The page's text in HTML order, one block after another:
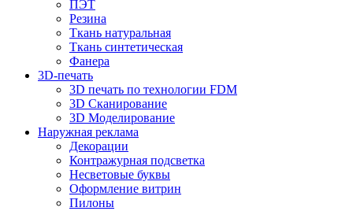
ПЭТ
Резина
Ткань натуральная
Ткань синтетическая
Фанера
3D-печать
3D печать по технологии FDM
3D Сканирование
3D Моделирование
Наружная реклама
Декорации
Контражурная подсветка
Несветовые буквы
Оформление витрин
Пилоны